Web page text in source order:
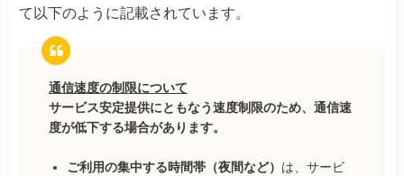
て以下のように記載されています。
通信速度の制限について
サービス安定提供にともなう速度制限のため、通信速
度が低下する場合があります。
ご利用の集中する時間帯（夜間など） は、サービ